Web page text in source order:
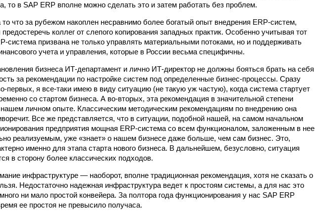
то в SAP ERP вполне можно сделать это и затем работать без проблем.
что за рубежом накоплен несравнимо более богатый опыт внедрения ERP‑систем,
коллег от слепого копирования западных практик. Особенно учитывая тот
призвана не только управлять материальными потоками, но и поддерживать
учета и управления, которые в России весьма специфичны.
бизнеса ИТ‑департамент и лично ИТ-директор не должны бояться брать на себя
за рекомендации по настройке систем под определенные бизнес-процессы. Сразу
я все‑таки имею в виду ситуацию (не такую уж частую), когда система стартует
со стартом бизнеса. А во‑вторых, эта рекомендация в значительной степени
личном опыте. Классическим методическим рекомендациям по внедрению она
Все же представляется, что в ситуации, подобной нашей, на самом начальном
предприятия мощная ERP‑система со всем функционалом, заложенным в нее
реализуемым, уже «знает» о нашем бизнесе даже больше, чем сам бизнес. Это,
именно для этапа старта нового бизнеса. В дальнейшем, безусловно, ситуация
в сторону более классических подходов.
инфраструктуре — наоборот, вполне традиционная рекомендация, хотя не сказать о
Недостаточно надежная инфраструктура ведет к простоям системы, а для нас это
ни мало простой конвейера. За полтора года функционирования у нас SAP ERP
ее простоя не превысило получаса.